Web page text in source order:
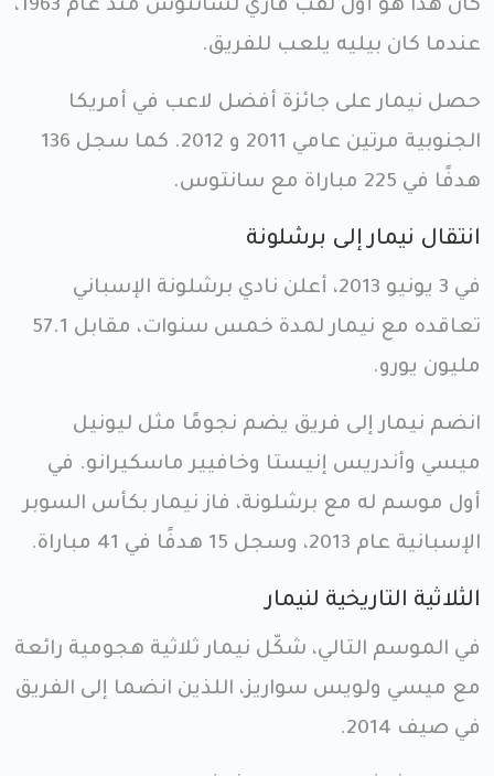
كان هذا هو أول لقب قاري لسانتوس منذ عام 1963،
عندما كان بيليه يلعب للفريق.
حصل نيمار على جائزة أفضل لاعب في أمريكا
الجنوبية مرتين عامي 2011 و 2012. كما سجل 136
هدفًا في 225 مباراة مع سانتوس.
انتقال نيمار إلى برشلونة
في 3 يونيو 2013، أعلن نادي برشلونة الإسباني
تعاقده مع نيمار لمدة خمس سنوات، مقابل 57.1
مليون يورو.
انضم نيمار إلى فريق يضم نجومًا مثل ليونيل
ميسي وأندريس إنيستا وخافيير ماسكيرانو. في
أول موسم له مع برشلونة، فاز نيمار بكأس السوبر
الإسبانية عام 2013، وسجل 15 هدفًا في 41 مباراة.
الثلاثية التاريخية لنيمار
في الموسم التالي، شكّل نيمار ثلاثية هجومية رائعة
مع ميسي ولويس سواريز، اللذين انضما إلى الفريق
في صيف 2014.